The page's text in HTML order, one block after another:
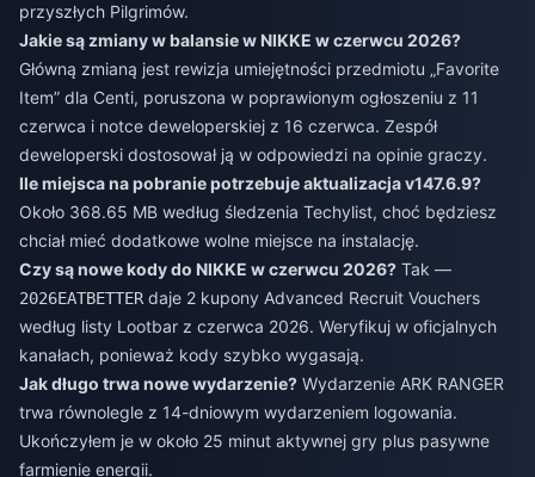
przyszłych Pilgrimów.
Jakie są zmiany w balansie w NIKKE w czerwcu 2026?
Główną zmianą jest rewizja umiejętności przedmiotu „Favorite
Item” dla Centi, poruszona w poprawionym ogłoszeniu z 11
czerwca i notce deweloperskiej z 16 czerwca. Zespół
deweloperski dostosował ją w odpowiedzi na opinie graczy.
Ile miejsca na pobranie potrzebuje aktualizacja v147.6.9?
Około 368.65 MB według śledzenia Techylist, choć będziesz
chciał mieć dodatkowe wolne miejsce na instalację.
Czy są nowe kody do NIKKE w czerwcu 2026? Tak —
2026EATBETTER daje 2 kupony Advanced Recruit Vouchers
według listy Lootbar z czerwca 2026. Weryfikuj w oficjalnych
kanałach, ponieważ kody szybko wygasają.
Jak długo trwa nowe wydarzenie? Wydarzenie ARK RANGER
trwa równolegle z 14-dniowym wydarzeniem logowania.
Ukończyłem je w około 25 minut aktywnej gry plus pasywne
farmienie energii.